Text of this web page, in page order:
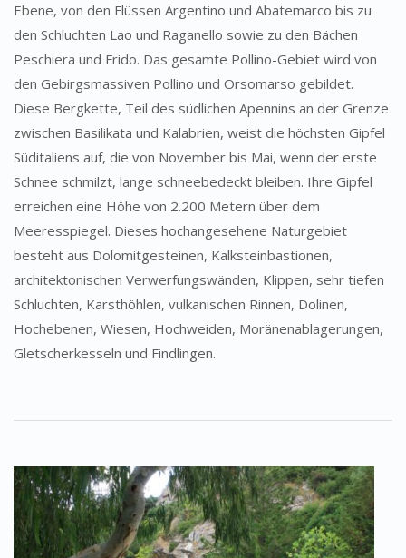
Ebene, von den Flüssen Argentino und Abatemarco bis zu
den Schluchten Lao und Raganello sowie zu den Bächen
Peschiera und Frido. Das gesamte Pollino-Gebiet wird von
den Gebirgsmassiven Pollino und Orsomarso gebildet.
Diese Bergkette, Teil des südlichen Apennins an der Grenze
zwischen Basilikata und Kalabrien, weist die höchsten Gipfel
Süditaliens auf, die von November bis Mai, wenn der erste
Schnee schmilzt, lange schneebedeckt bleiben. Ihre Gipfel
erreichen eine Höhe von 2.200 Metern über dem
Meeresspiegel. Dieses hochangesehene Naturgebiet
besteht aus Dolomitgesteinen, Kalksteinbastionen,
architektonischen Verwerfungswänden, Klippen, sehr tiefen
Schluchten, Karsthöhlen, vulkanischen Rinnen, Dolinen,
Hochebenen, Wiesen, Hochweiden, Moränenablagerungen,
Gletscherkesseln und Findlingen.